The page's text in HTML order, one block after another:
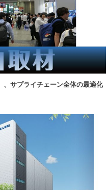
、サプライチェーン全体の最適化